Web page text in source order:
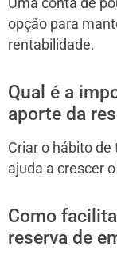
opção para
rentabilidade.
Qual é a
aporte da
Criar o hábito
ajuda a crescer
Como
reserva de